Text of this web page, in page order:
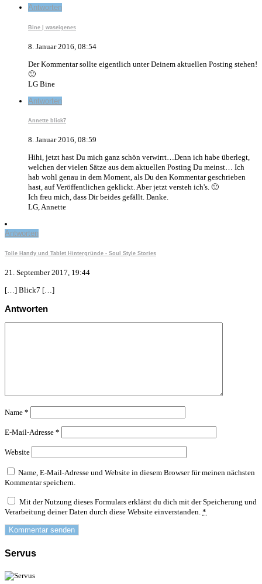
Antworten
Bine | waseigenes
8. Januar 2016, 08:54
Der Kommentar sollte eigentlich unter Deinem aktuellen Posting stehen!
🙂
LG Bine
Antworten
Annette blick7
8. Januar 2016, 08:59
Hihi, jetzt hast Du mich ganz schön verwirrt…Denn ich habe überlegt,
welchen der vielen Sätze aus dem aktuellen Posting Du meinst… Ich
hab wohl genau in dem Moment, als Du den Kommentar geschrieben
hast, auf Veröffentlichen geklickt. Aber jetzt versteh ich's. 🙂
Ich freu mich, dass Dir beides gefällt. Danke.
LG, Annette
Antworten
Tolle Handy und Tablet Hintergründe - Soul Style Stories
21. September 2017, 19:44
[…] Blick7 […]
Antworten
Name *
E-Mail-Adresse *
Website
Name, E-Mail-Adresse und Website in diesem Browser für meinen nächsten
Kommentar speichern.
Mit der Nutzung dieses Formulars erklärst du dich mit der Speicherung und
Verarbeitung deiner Daten durch diese Website einverstanden. *
Servus